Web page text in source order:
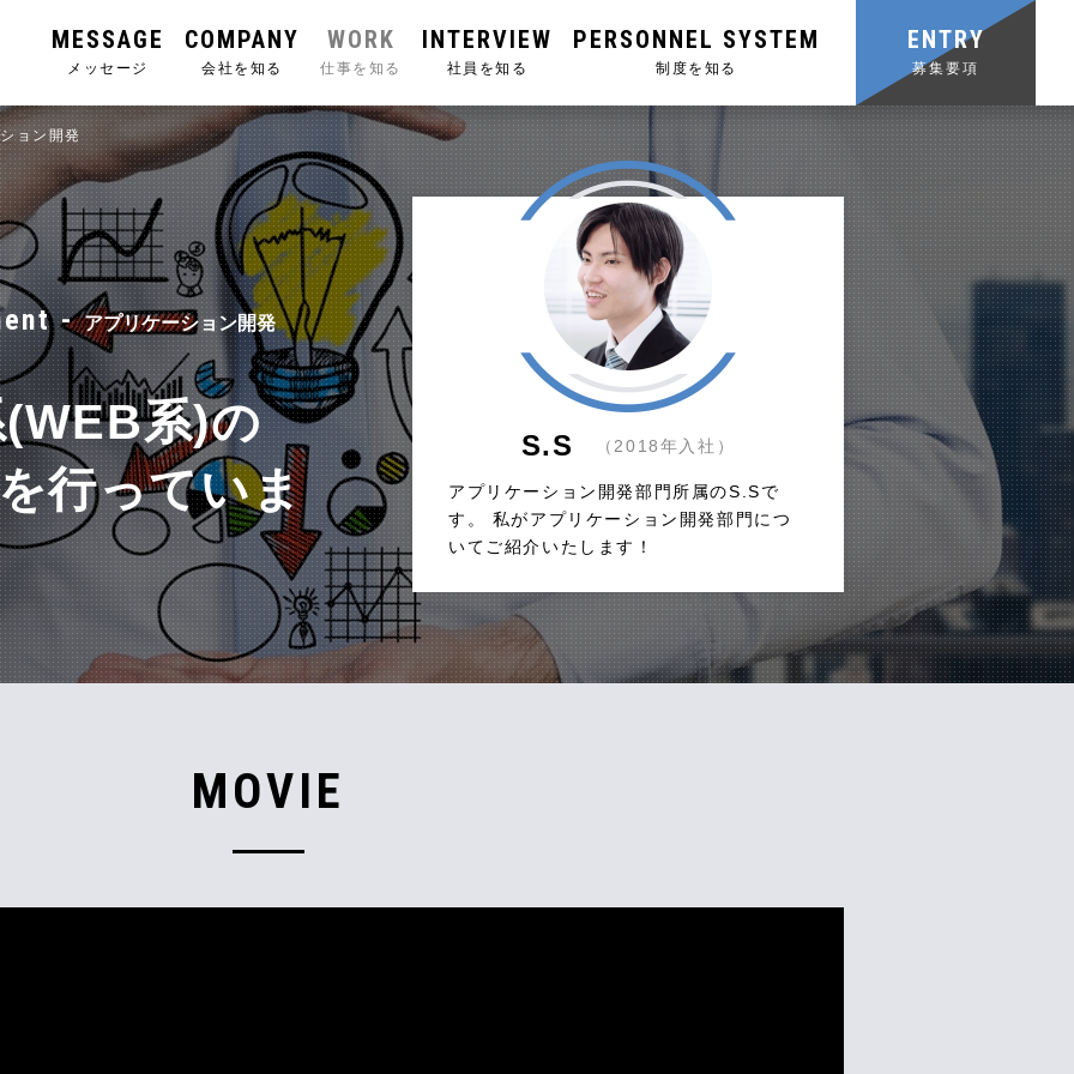
MESSAGE
メッセージ
COMPANY
会社を知る
WORK
仕事を知る
INTERVIEW
社員を知る
PERSONNEL SYSTEM
制度を知る
ENTRY
募集要項
ョン開発
-アプリケーション開発
系)の
行っていま
S.S （2018年入社）
アプリケーション開発部門所属のS.Sで
す。 私がアプリケーション開発部門につ
いてご紹介いたします！
MOVIE